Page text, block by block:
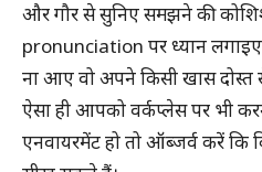
और गौर से सुनिए समझने की
pronunciation पर ध्यान
ना आए वो अपने किसी खास
ऐसा ही आपको वर्कप्लेस पर भी
एनवायरमेंट हो तो ऑब्जर्व करें